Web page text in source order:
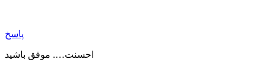
پاسخ
احسنت…. موفق باشید